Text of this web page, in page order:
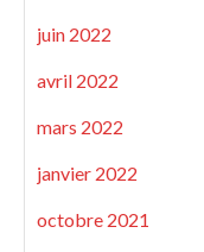
juin 2022
avril 2022
mars 2022
janvier 2022
octobre 2021